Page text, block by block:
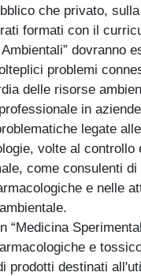
che privato,
formati con il
dovranno
problemi
delle risorse
in
legate
volte al controllo
come consulenti
e nelle
“Medicina
e
prodotti destinati